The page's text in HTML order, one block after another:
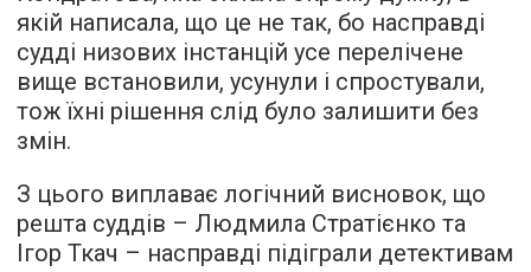
якій написала, що це не так, бо насправді
судді низових інстанцій усе перелічене
вище встановили, усунули і спростували,
тож їхні рішення слід було залишити без
змін.
З цього виплаває логічний висновок, що
решта суддів – Людмила Стратієнко та
Ігор Ткач – насправді підіграли детективам